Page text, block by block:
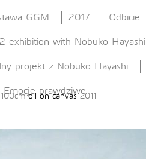
GGM 2017 Odbicie
exhibition with Nobuko Hayashi
projekt z Nobuko Hayashi
Emocje prawdziwe
oil on canvas2011